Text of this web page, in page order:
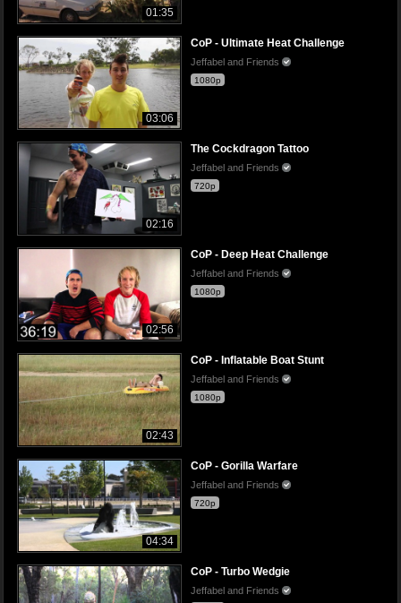
01:35
03:06
CoP - Ultimate Heat Challenge
Jeffabel and Friends
1080p
02:16
The Cockdragon Tattoo
Jeffabel and Friends
720p
02:56
CoP - Deep Heat Challenge
Jeffabel and Friends
1080p
02:43
CoP - Inflatable Boat Stunt
Jeffabel and Friends
1080p
04:34
CoP - Gorilla Warfare
Jeffabel and Friends
720p
CoP - Turbo Wedgie
Jeffabel and Friends